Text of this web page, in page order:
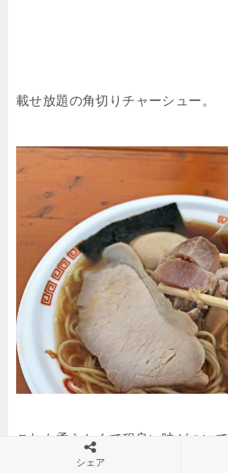
載せ放題の角切りチャーシュー。
これも柔らかくて程良い味がつい
ャーシューです。
シェア